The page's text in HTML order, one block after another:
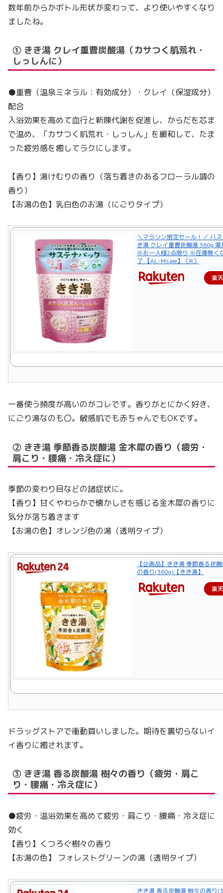
数年前からかボトル形状が変わって、より使いやすくなり
ましたね。
① きき湯 クレイ重曹炭酸湯（カサつく肌荒れ・
しっしんに）
●重曹（温泉ミネラル：有効成分）・クレイ（保湿成分）
配合
入浴効果を高めて血行と新陳代謝を促進し、からだを芯ま
で温め、「カサつく肌荒れ・しっしん」を緩和して、たま
った疲労感を癒してラクにします。
【香り】湯けむりの香り（落ち着きのあるフローラル調の
香り）
【お湯の色】乳白色のお湯（にごりタイプ）
＼マラソン限定セール！／ バ
き湯 クレイ重曹炭酸湯 360g 薬
※お一人様2点限り ※在庫無く
了 【AL-Msale】〔R〕
楽
一番使う頻度が高いのがコレです。香りがとにかく好き、
にごり湯なのも〇。敏感肌でも赤ちゃんでもOKです。
② きき湯 季節香る炭酸湯 金木犀の香り（疲労・
肩こり・腰痛・冷え症に）
季節の変わり目などの諸症状に。
【香り】甘くやわらかで懐かしさを感じる金木犀の香りに
気分が落ち着きます
【お湯の色】オレンジ色の湯（透明タイプ）
【企画品】きき湯 季節香る炭
の香り(360g)【きき湯】
楽
ドラッグストアで衝動買いしました。期待を裏切らないイ
イ香りに癒されます。
③ きき湯 香る炭酸湯 樹々の香り（疲労・肩こ
り・腰痛・冷え症に）
●疲労・温浴効果を高めて疲労・肩こり・腰痛・冷え症に
効く
【香り】くつろぐ樹々の香り
【お湯の色】 フォレストグリーンの湯（透明タイプ）
きき湯 香る炭酸湯 樹々の香り